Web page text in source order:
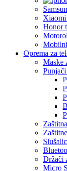
Honor
Oprema za
Maske
Držači
Micro